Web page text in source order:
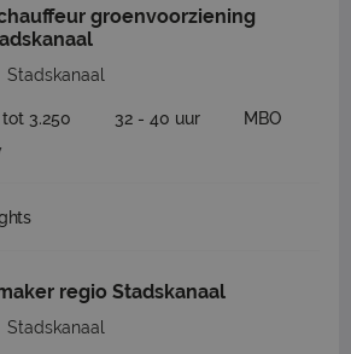
groenvoorziening
Stadskanaal
3.250 32 - 40 uur
MBO
regio Stadskanaal
Stadskanaal